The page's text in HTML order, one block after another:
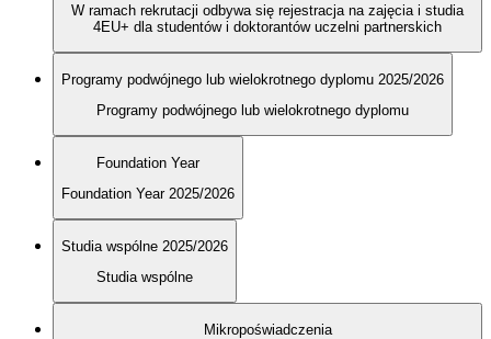
W ramach rekrutacji odbywa się rejestracja na zajęcia i studia
4EU+ dla studentów i doktorantów uczelni partnerskich
Programy podwójnego lub wielokrotnego dyplomu 2025/2026
Programy podwójnego lub wielokrotnego dyplomu
Foundation Year
Foundation Year 2025/2026
Studia wspólne 2025/2026
Studia wspólne
Mikropoświadczenia